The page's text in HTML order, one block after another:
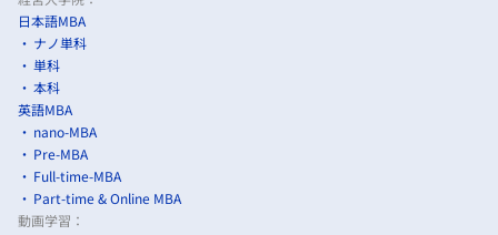
日本語MBA
ナノ単科
単科
本科
英語MBA
nano-MBA
Pre-MBA
Full-time-MBA
Part-time & Online MBA
動画学習：